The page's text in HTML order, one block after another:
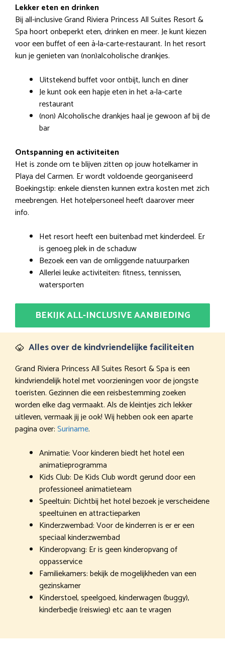
Lekker eten en drinken
Bij all-inclusive Grand Riviera Princess All Suites Resort &
Spa hoort onbeperkt eten, drinken en meer. Je kunt kiezen
voor een buffet of een à-la-carte-restaurant. In het resort
kun je genieten van (non)alcoholische drankjes.
Uitstekend buffet voor ontbijt, lunch en diner
Je kunt ook een hapje eten in het a-la-carte
restaurant
(non) Alcoholische drankjes haal je gewoon af bij de
bar
Ontspanning en activiteiten
Het is zonde om te blijven zitten op jouw hotelkamer in
Playa del Carmen. Er wordt voldoende georganiseerd
Boekingstip: enkele diensten kunnen extra kosten met zich
meebrengen. Het hotelpersoneel heeft daarover meer
info.
Het resort heeft een buitenbad met kinderdeel. Er
is genoeg plek in de schaduw
Bezoek een van de omliggende natuurparken
Allerlei leuke activiteiten: fitness, tennissen,
watersporten
BEKIJK ALL-INCLUSIVE AANBIEDING
Alles over de kindvriendelijke faciliteiten
Grand Riviera Princess All Suites Resort & Spa is een
kindvriendelijk hotel met voorzieningen voor de jongste
toeristen. Gezinnen die een reisbestemming zoeken
worden elke dag vermaakt. Als de kleintjes zich lekker
uitleven, vermaak jij je ook! Wij hebben ook een aparte
pagina over:Suriname.
Animatie: Voor kinderen biedt het hotel een
animatieprogramma
Kids Club: De Kids Club wordt gerund door een
professioneel animatieteam
Speeltuin: Dichtbij het hotel bezoek je verscheidene
speeltuinen en attractieparken
Kinderzwembad: Voor de kinderren is er er een
speciaal kinderzwembad
Kinderopvang: Er is geen kinderopvang of
oppasservice
Familiekamers: bekijk de mogelijkheden van een
gezinskamer
Kinderstoel, speelgoed, kinderwagen (buggy),
kinderbedje (reiswieg) etc aan te vragen